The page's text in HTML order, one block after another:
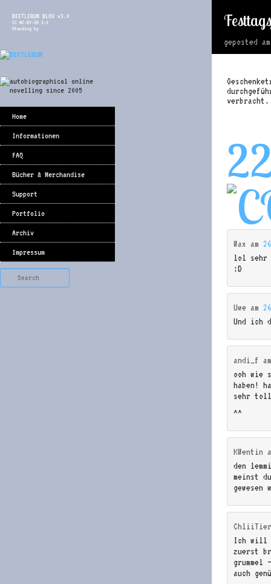
BEETLEBUM BLOG v3.0
CC NC-BY-SA 3.0
Standing by
Home
Informationen
FAQ
Bücher & Merchandise
Support
Portfolio
Archiv
Impressum
geposted
verbracht.
Wax am
lol sehr
:D
Uwe am
Und ich
andi_f
ooh wie
haben!
sehr
^^
KWentin
den
meinst
gewesen
Ich will
zuerst
auch